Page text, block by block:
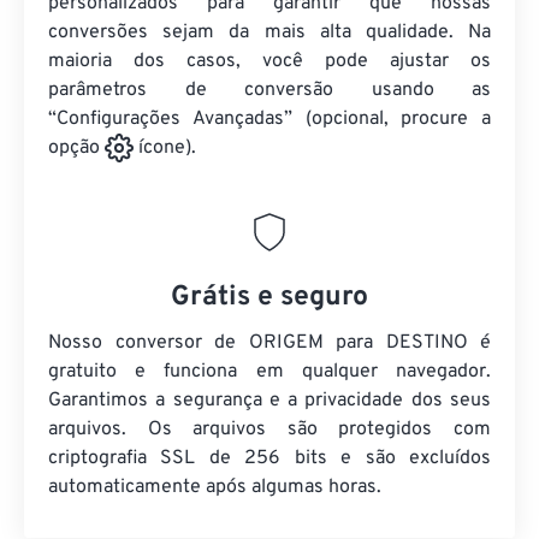
conversões sejam da mais alta qualidade. Na
maioria dos casos, você pode ajustar os
parâmetros de conversão usando as
“Configurações Avançadas” (opcional, procure a
opção
ícone).
Grátis e seguro
Nosso conversor de ORIGEM para DESTINO é
gratuito e funciona em qualquer navegador.
Garantimos a segurança e a privacidade dos seus
arquivos. Os arquivos são protegidos com
criptografia SSL de 256 bits e são excluídos
automaticamente após algumas horas.